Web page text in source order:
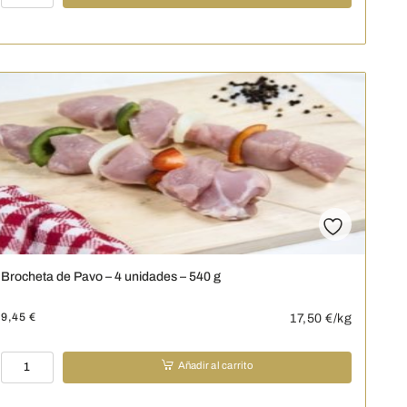
de
-
-
g
cantidad
Brocheta de Pavo – 4 unidades – 540 g
9,45 € 17,50 €/kg
Brocheta
de
Añadir al carrito